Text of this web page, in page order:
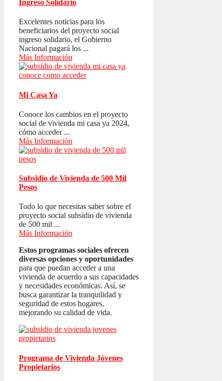
Ingreso Solidario
Excelentes noticias para los
beneficiarios del proyecto social
ingreso solidario, el Gobierno
Nacional pagará los ...
Más Información
Mi Casa Ya
Conoce los cambios en el proyecto
social de vivienda mi casa ya 2024,
cómo acceder ...
Más Información
Subsidio de Vivienda de 500 Mil
Pesos
Todo lo que necesitas saber sobre el
proyecto social subsidio de vivienda
de 500 mil ...
Más Información
Estos programas sociales ofrecen
diversas opciones y oportunidades
para que puedan acceder a una
vivienda de acuerdo a sus capacidades
y necesidades económicas. Así, se
busca garantizar la tranquilidad y
seguridad de estos hogares,
mejorando su calidad de vida.
Programa de Vivienda Jóvenes
Propietarios